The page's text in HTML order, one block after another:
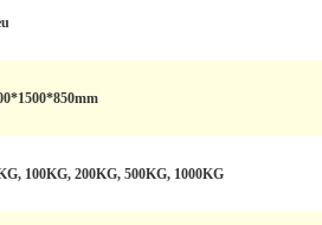
100KG, 200KG, 500KG, 1000KG